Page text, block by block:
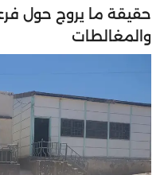
حقيقة ما يروج حول
والمغالطات